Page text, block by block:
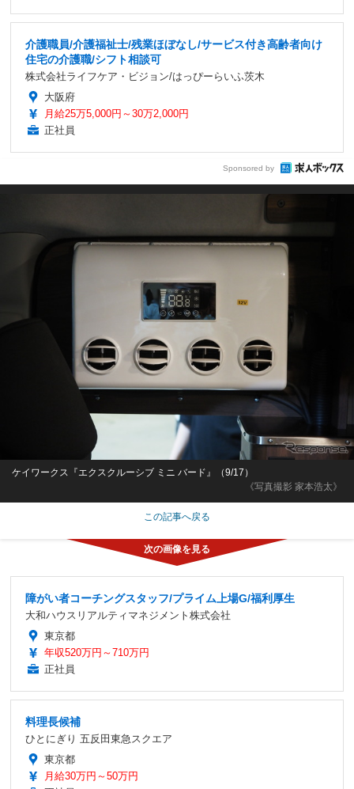
介護職員/介護福祉士/残業ほぼなし/サービス付き高齢者向け
住宅の介護職/シフト相談可
株式会社ライフケア・ビジョン/はっぴーらいふ茨木
大阪府
月給25万5,000円～30万2,000円
正社員
Sponsored by
《写真撮影 家本浩太》
ケイワークス『エクスクルーシブ ミニ バード』（9/17）
この記事へ戻る
障がい者コーチングスタッフ/プライム上場G/福利厚生
大和ハウスリアルティマネジメント株式会社
東京都
年収520万円～710万円
正社員
料理長候補
ひとにぎり 五反田東急スクエア
東京都
月給30万円～50万円